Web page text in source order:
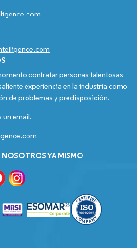
contratar personas talentosas
experiencia en la industria como
de problemas y predisposición.
un email.
YA MISMO